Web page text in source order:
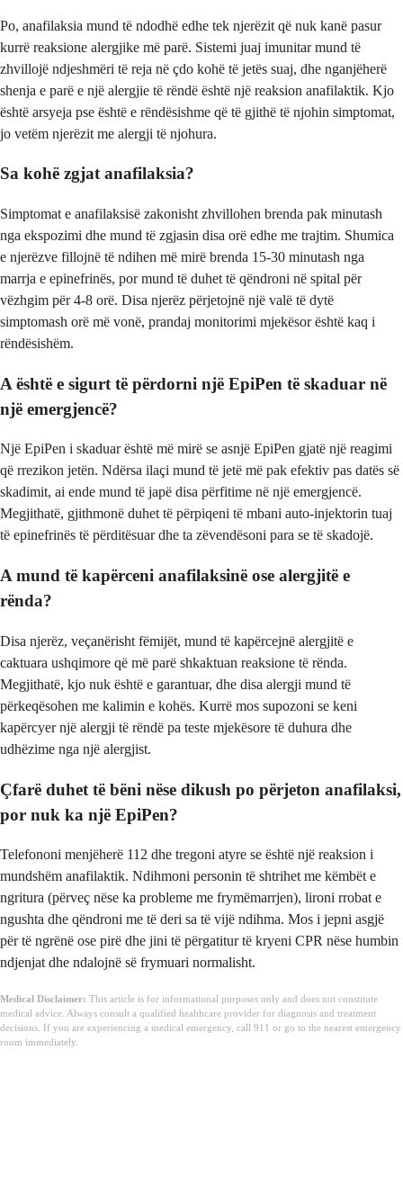
Po, anafilaksia mund të ndodhë edhe tek njerëzit që nuk kanë pasur
kurrë reaksione alergjike më parë. Sistemi juaj imunitar mund të
zhvillojë ndjeshmëri të reja në çdo kohë të jetës suaj, dhe nganjëherë
shenja e parë e një alergjie të rëndë është një reaksion anafilaktik. Kjo
është arsyeja pse është e rëndësishme që të gjithë të njohin simptomat,
jo vetëm njerëzit me alergji të njohura.
Sa kohë zgjat anafilaksia?
Simptomat e anafilaksisë zakonisht zhvillohen brenda pak minutash
nga ekspozimi dhe mund të zgjasin disa orë edhe me trajtim. Shumica
e njerëzve fillojnë të ndihen më mirë brenda 15-30 minutash nga
marrja e epinefrinës, por mund të duhet të qëndroni në spital për
vëzhgim për 4-8 orë. Disa njerëz përjetojnë një valë të dytë
simptomash orë më vonë, prandaj monitorimi mjekësor është kaq i
rëndësishëm.
A është e sigurt të përdorni një EpiPen të skaduar në
një emergjencë?
Një EpiPen i skaduar është më mirë se asnjë EpiPen gjatë një reagimi
që rrezikon jetën. Ndërsa ilaçi mund të jetë më pak efektiv pas datës së
skadimit, ai ende mund të japë disa përfitime në një emergjencë.
Megjithatë, gjithmonë duhet të përpiqeni të mbani auto-injektorin tuaj
të epinefrinës të përditësuar dhe ta zëvendësoni para se të skadojë.
A mund të kapërceni anafilaksinë ose alergjitë e
rënda?
Disa njerëz, veçanërisht fëmijët, mund të kapërcejnë alergjitë e
caktuara ushqimore që më parë shkaktuan reaksione të rënda.
Megjithatë, kjo nuk është e garantuar, dhe disa alergji mund të
përkeqësohen me kalimin e kohës. Kurrë mos supozoni se keni
kapërcyer një alergji të rëndë pa teste mjekësore të duhura dhe
udhëzime nga një alergjist.
Çfarë duhet të bëni nëse dikush po përjeton anafilaksi,
por nuk ka një EpiPen?
Telefononi menjëherë 112 dhe tregoni atyre se është një reaksion i
mundshëm anafilaktik. Ndihmoni personin të shtrihet me këmbët e
ngritura (përveç nëse ka probleme me frymëmarrjen), lironi rrobat e
ngushta dhe qëndroni me të deri sa të vijë ndihma. Mos i jepni asgjë
për të ngrënë ose pirë dhe jini të përgatitur të kryeni CPR nëse humbin
ndjenjat dhe ndalojnë së frymuari normalisht.
Medical Disclaimer: This article is for informational purposes only and does not constitute
medical advice. Always consult a qualified healthcare provider for diagnosis and treatment
decisions. If you are experiencing a medical emergency, call 911 or go to the nearest emergency
room immediately.